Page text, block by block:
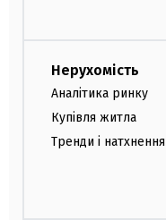
Нерухомість
Аналітика ринку
Купівля житла
Тренди і натхнення